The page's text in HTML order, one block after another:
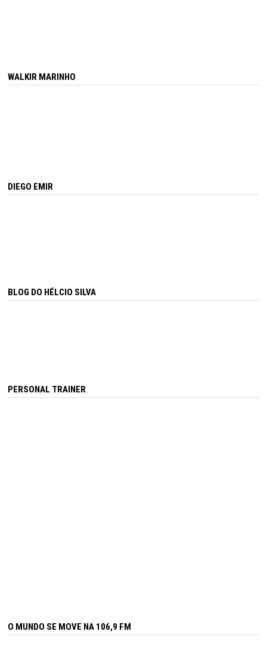
WALKIR MARINHO
DIEGO EMIR
BLOG DO HÉLCIO SILVA
PERSONAL TRAINER
O MUNDO SE MOVE NA 106,9 FM